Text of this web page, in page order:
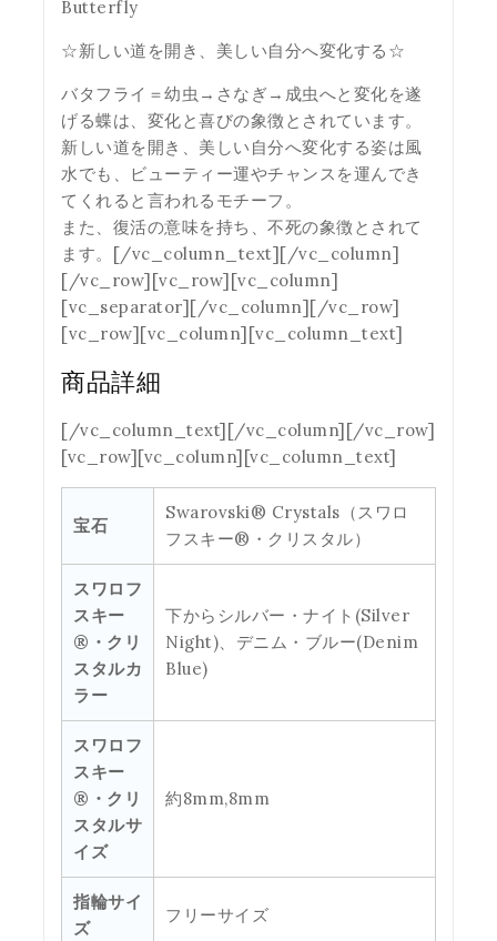
Butterfly
☆新しい道を開き、美しい自分へ変化する☆
バタフライ＝幼虫→さなぎ→成虫へと変化を遂
げる蝶は、変化と喜びの象徴とされています。
新しい道を開き、美しい自分へ変化する姿は風
水でも、ビューティー運やチャンスを運んでき
てくれると言われるモチーフ。
また、復活の意味を持ち、不死の象徴とされて
ます。[/vc_column_text][/vc_column]
[/vc_row][vc_row][vc_column]
[vc_separator][/vc_column][/vc_row]
[vc_row][vc_column][vc_column_text]
商品詳細
[/vc_column_text][/vc_column][/vc_row]
[vc_row][vc_column][vc_column_text]
宝石
Swarovski® Crystals（スワロ
フスキー®・クリスタル）
スワロフ
スキー
®・クリ
スタルカ
ラー
下からシルバー・ナイト(Silver
Night)、デニム・ブルー(Denim
Blue)
スワロフ
スキー
®・クリ
スタルサ
イズ
約8mm,8mm
指輪サイ
ズ
フリーサイズ